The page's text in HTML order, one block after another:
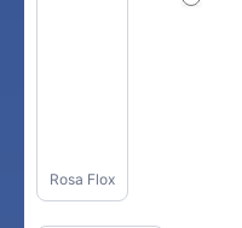
Rosa Flox